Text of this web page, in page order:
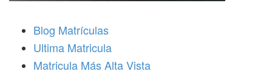
Blog Matrículas
Ultima Matricula
Matricula Más Alta Vista